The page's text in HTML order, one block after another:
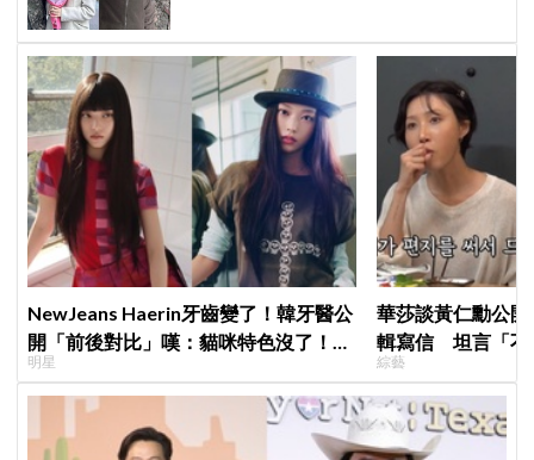
NewJeans Haerin牙齒變了！韓牙醫公
開「前後對比」嘆：貓咪特色沒了！粉
絲超崩潰
明星
華莎談黃仁勳公
輯寫信 坦言「不
來」
綜藝